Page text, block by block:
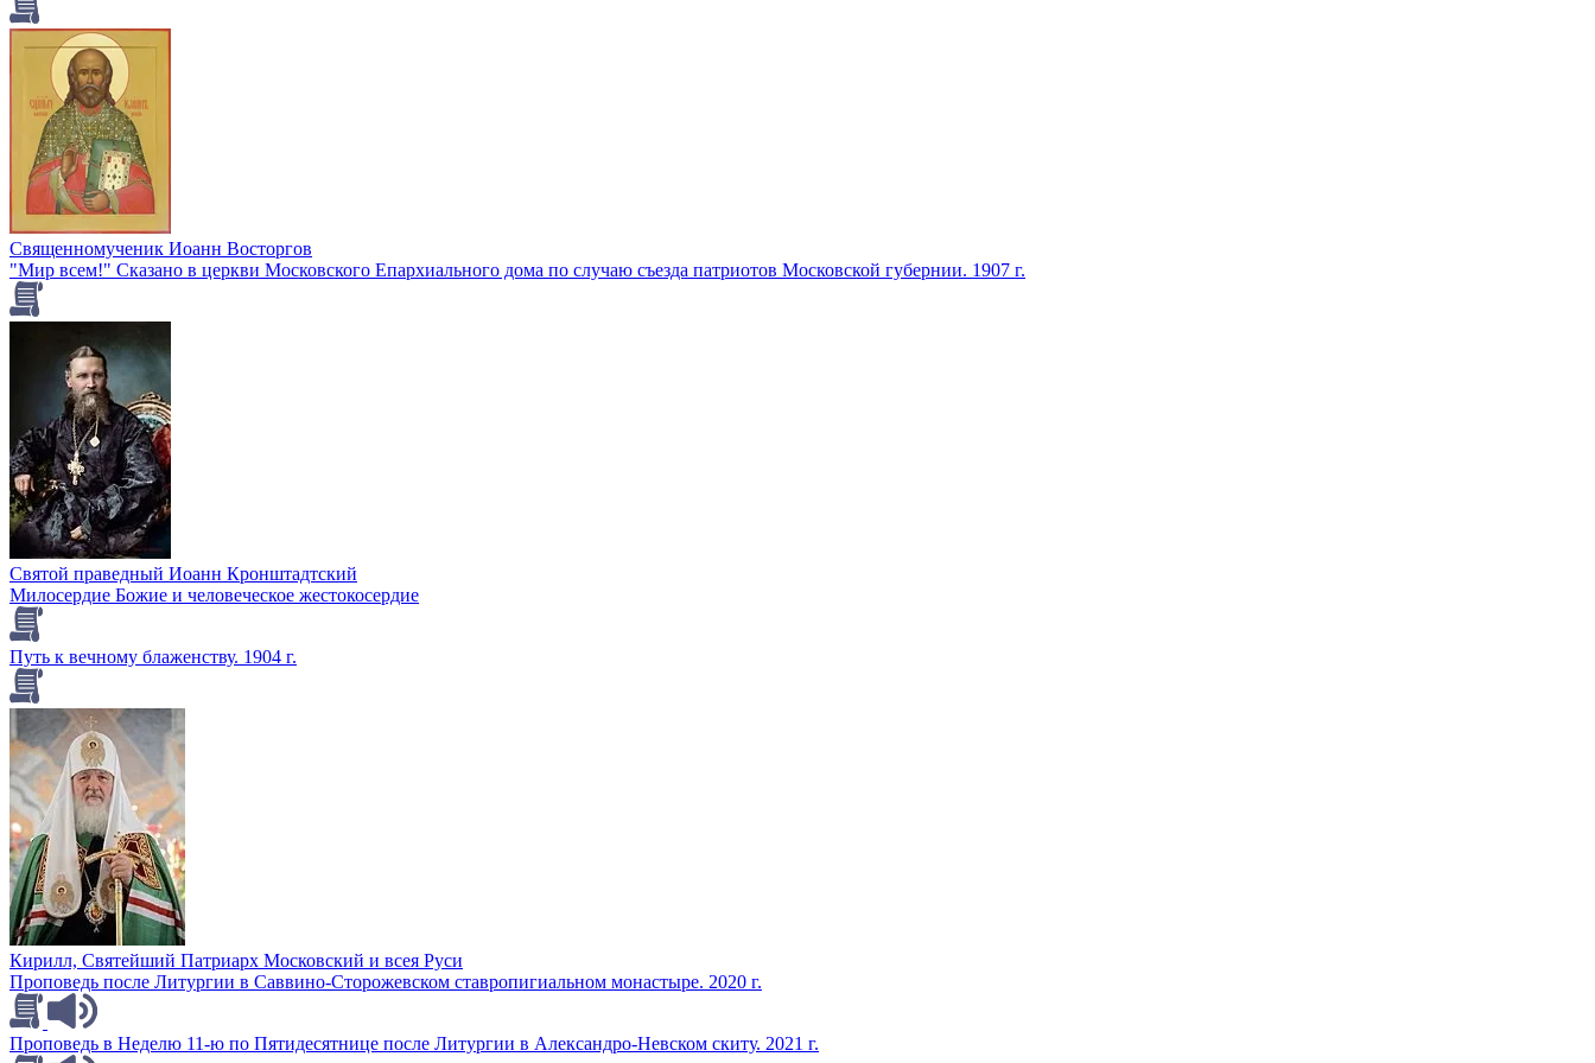
Священномученик Иоанн Восторгов
"Мир всем!" Сказано в церкви Московского Епархиального дома по случаю съезда патриотов Московской губернии. 1907 г.
Святой праведный Иоанн Кронштадтский
Милосердие Божие и человеческое жестокосердие
Путь к вечному блаженству. 1904 г.
Кирилл, Святейший Патриарх Московский и всея Руси
Проповедь после Литургии в Саввино-Сторожевском ставропигиальном монастыре. 2020 г.
Проповедь в Неделю 11-ю по Пятидесятнице после Литургии в Александро-Невском скиту. 2021 г.